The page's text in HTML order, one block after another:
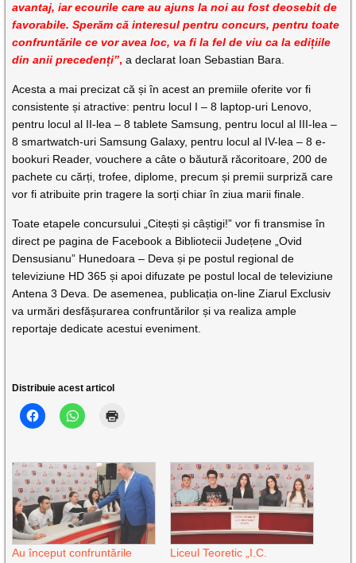
avantaj, iar ecourile care au ajuns la noi au fost deosebit de
favorabile. Sperăm că interesul pentru concurs, pentru toate
confruntările ce vor avea loc, va fi la fel de viu ca la edițiile
din anii precedenți”, a declarat Ioan Sebastian Bara.
Acesta a mai precizat că și în acest an premiile oferite vor fi
consistente și atractive: pentru locul I – 8 laptop-uri Lenovo,
pentru locul al II-lea – 8 tablete Samsung, pentru locul al III-lea –
8 smartwatch-uri Samsung Galaxy, pentru locul al IV-lea – 8 e-
bookuri Reader, vouchere a câte o băutură răcoritoare, 200 de
pachete cu cărți, trofee, diplome, precum și premii surpriză care
vor fi atribuite prin tragere la sorți chiar în ziua marii finale.
Toate etapele concursului „Citești și câștigi!” vor fi transmise în
direct pe pagina de Facebook a Bibliotecii Județene „Ovid
Densusianu” Hunedoara – Deva și pe postul regional de
televiziune HD 365 și apoi difuzate pe postul local de televiziune
Antena 3 Deva. De asemenea, publicația on-line Ziarul Exclusiv
va urmări desfășurarea confruntărilor și va realiza ample
reportaje dedicate acestui eveniment.
Distribuie acest articol
Au început confruntările
Liceul Teoretic „I.C.